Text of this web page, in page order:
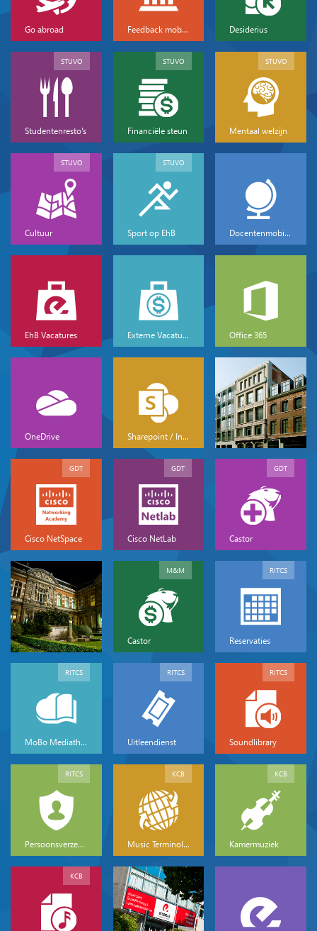
Go abroad Feedback mobiliteit Desiderius
Studentenresto's
STUVO
Financiële steun
STUVO
Mentaal welzijn
STUVO
Cultuur
STUVO
Sport op EhB
STUVO
Docentenmobiliteit
EhB Vacatures Externe Vacatures Office 365
OneDrive Sharepoint / Intranet
Cisco NetSpace
GDT
Cisco NetLab
GDT
Castor
GDT
Castor
M&M
Reservaties
RITCS
MoBo Mediatheek
RITCS
Uitleendienst
RITCS
Soundlibrary
RITCS
Persoonsverzekeringen
RITCS
Music Terminology
KCB
Kamermuziek
KCB
KCB